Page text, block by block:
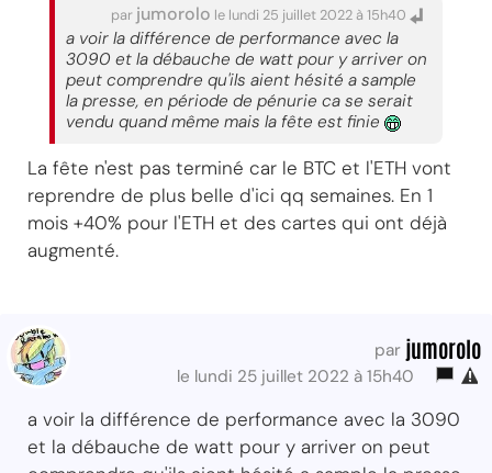
par jumorolo le lundi 25 juillet 2022 à 15h40
a voir la différence de performance avec la
3090 et la débauche de watt pour y arriver on
peut comprendre qu'ils aient hésité a sample
la presse, en période de pénurie ca se serait
vendu quand même mais la fête est finie
La fête n'est pas terminé car le BTC et l'ETH vont
reprendre de plus belle d'ici qq semaines. En 1
mois +40% pour l'ETH et des cartes qui ont déjà
augmenté.
par jumorolo
le lundi 25 juillet 2022 à 15h40
a voir la différence de performance avec la 3090
et la débauche de watt pour y arriver on peut